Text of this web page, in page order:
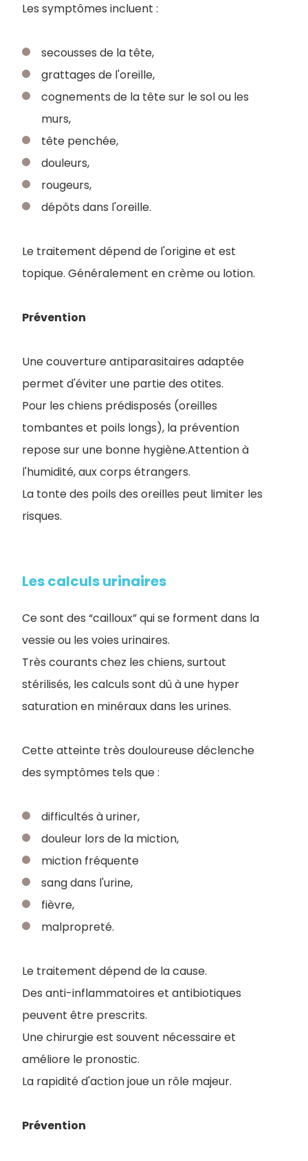
Les symptômes incluent :
secousses de la tête,
grattages de l'oreille,
cognements de la tête sur le sol ou les
murs,
tête penchée,
douleurs,
rougeurs,
dépôts dans l'oreille.
Le traitement dépend de l'origine et est
topique. Généralement en crème ou lotion.
Prévention
Une couverture antiparasitaires adaptée
permet d'éviter une partie des otites.
Pour les chiens prédisposés (oreilles
tombantes et poils longs), la prévention
repose sur une bonne hygiène.Attention à
l'humidité, aux corps étrangers.
La tonte des poils des oreilles peut limiter les
risques.
Les calculs urinaires
Ce sont des “cailloux” qui se forment dans la
vessie ou les voies urinaires.
Très courants chez les chiens, surtout
stérilisés, les calculs sont dû à une hyper
saturation en minéraux dans les urines.
Cette atteinte très douloureuse déclenche
des symptômes tels que :
difficultés à uriner,
douleur lors de la miction,
miction fréquente
sang dans l'urine,
fièvre,
malpropreté.
Le traitement dépend de la cause.
Des anti-inflammatoires et antibiotiques
peuvent être prescrits.
Une chirurgie est souvent nécessaire et
améliore le pronostic.
La rapidité d'action joue un rôle majeur.
Prévention